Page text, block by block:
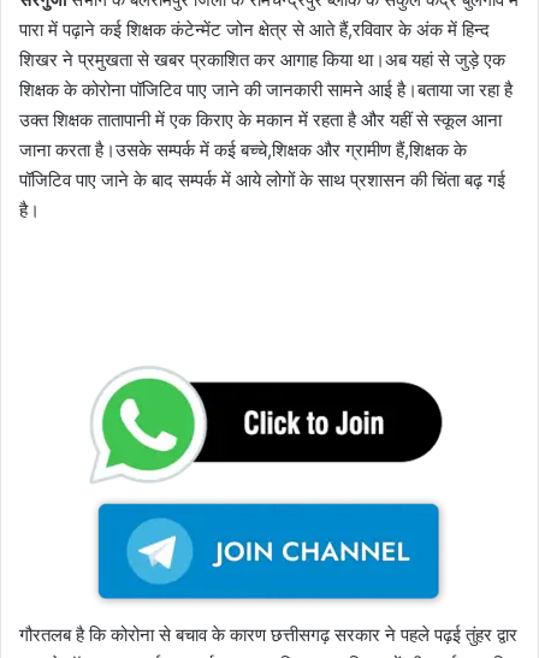
पारा में पढ़ाने कई शिक्षक कंटेन्मेंट जोन क्षेत्र से आते हैं,रविवार के अंक में हिन्द
शिखर ने प्रमुखता से खबर प्रकाशित कर आगाह किया था।अब यहां से जुड़े एक
शिक्षक के कोरोना पॉजिटिव पाए जाने की जानकारी सामने आई है।बताया जा रहा है
उक्त शिक्षक तातापानी में एक किराए के मकान में रहता है और यहीं से स्कूल आना
जाना करता है।उसके सम्पर्क में कई बच्चे,शिक्षक और ग्रामीण हैं,शिक्षक के
पॉजिटिव पाए जाने के बाद सम्पर्क में आये लोगों के साथ प्रशासन की चिंता बढ़ गई
है।
गौरतलब है कि कोरोना से बचाव के कारण छत्तीसगढ़ सरकार ने पहले पढ़ई तुंहर द्वार